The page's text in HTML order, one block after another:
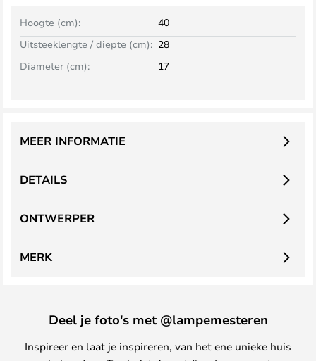
Hoogte (cm):
40
Uitsteeklengte / diepte (cm): 28
Diameter (cm):
17
DETAILS
MEER INFORMATIE
ONTWERPER
MERK
Deel je foto's met @lampemesteren
Inspireer en laat je inspireren, van het ene unieke huis